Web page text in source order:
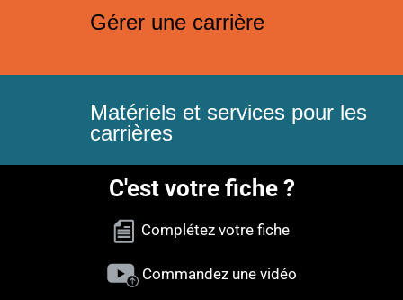
Gérer une carrière
Matériels et services pour les
carrières
C'est votre fiche ?
Complétez votre fiche
Commandez une vidéo